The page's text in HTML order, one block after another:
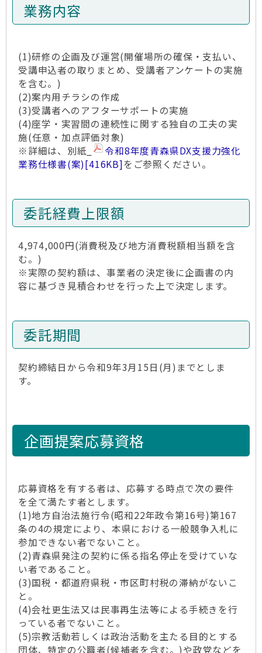
業務内容
(1)研修の企画及び運営(開催場所の確保・支払い、
受講申込者の取りまとめ、受講者アンケートの実施
を含む。)
(2)案内用チラシの作成
(3)受講者へのアフターサポートの実施
(4)座学・実習間の連続性に関する独自の工夫の実
施(任意・加点評価対象)
※詳細は、別紙_
令和8年度青森県DX支援力強化
業務仕様書(案)[416KB]をご参照ください。
委託経費上限額
4,974,000円(消費税及び地方消費税額相当額を含
む。)
※実際の契約額は、事業者の決定後に企画書の内
容に基づき見積合わせを行った上で決定します。
委託期間
契約締結日から令和9年3月15日(月)までとしま
す。
企画提案応募資格
応募資格を有する者は、応募する時点で次の要件
を全て満たす者とします。
(1)地方自治法施行令(昭和22年政令第16号)第167
条の4の規定により、本県における一般競争入札に
参加できない者でないこと。
(2)青森県発注の契約に係る指名停止を受けていな
い者であること。
(3)国税・都道府県税・市区町村税の滞納がないこ
と。
(4)会社更生法又は民事再生法等による手続きを行
っている者でないこと。
(5)宗教活動若しくは政治活動を主たる目的とする
団体、特定の公職者(候補者を含む。)や政党などを